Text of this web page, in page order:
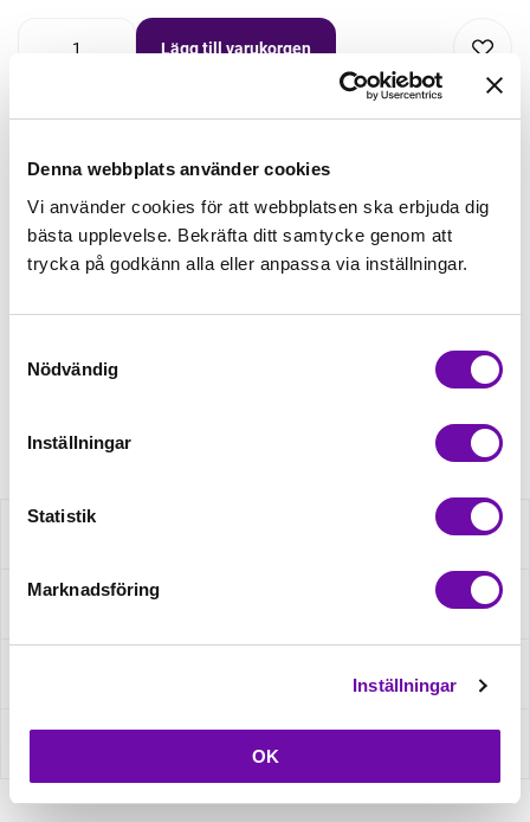
Denna webbplats använder cookies
Vi använder cookies för att webbplatsen ska erbjuda dig
bästa upplevelse. Bekräfta ditt samtycke genom att
trycka på godkänn alla eller anpassa via inställningar.
Nödvändig
Inställningar
Statistik
Marknadsföring
Inställningar
OK
Lägg till varukorgen
välj sedan matchande tillbehör
Tråd matchande +45,00kr